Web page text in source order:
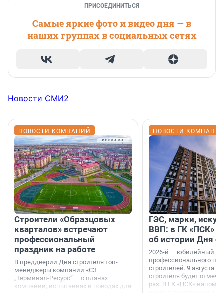
ПРИСОЕДИНИТЬСЯ
Самые яркие фото и видео дня — в
наших группах в социальных сетях
Новости СМИ2
НОВОСТИ КОМПАНИЙ
Строители «Образцовых
кварталов» встречают
профессиональный
праздник на работе
В преддверии Дня строителя топ-
менеджеры компании «СЗ
„Терминал-Ресурс“ — о планах
компании, испытаниях и поводах для
НОВОСТИ
ГЭС, марки,
ВВП: в ГК «ПСК»
об истории Дня
2026-й — юбилейный
профессионального
строителей. 9 августа
строителя будет
раз. В ГК «ПСК»